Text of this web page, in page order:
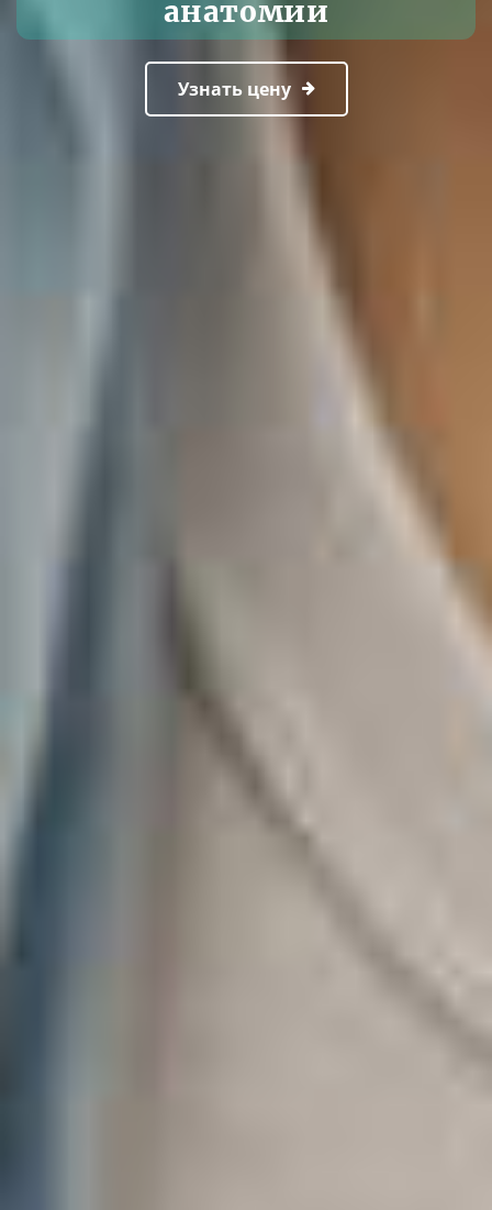
анатомии
Узнать цену